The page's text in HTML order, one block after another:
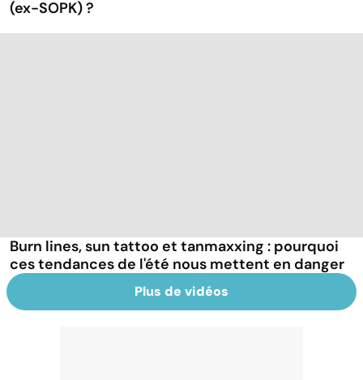
(ex-SOPK) ?
Burn lines, sun tattoo et tanmaxxing : pourquoi
ces tendances de l'été nous mettent en danger
Plus de vidéos